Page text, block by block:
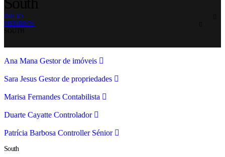
INÍCIO
MEMBROS
Ana Mana Gestor de imóveis
Sara Jesus Gestor de propriedades
Marisa Fernandes Contabilista
Duarte Cayatte Controlador
Patrícia Barbosa Controller Sénior
South